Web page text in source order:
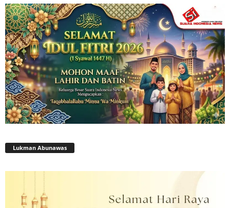
Lukman Abunawas